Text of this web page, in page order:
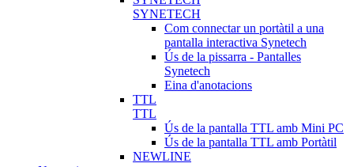
SYNETECH
Com connectar un portàtil a una
pantalla interactiva Synetech
Ús de la pissarra - Pantalles
Synetech
Eina d'anotacions
TTL
TTL
Ús de la pantalla TTL amb Mini PC
Ús de la pantalla TTL amb Portàtil
NEWLINE